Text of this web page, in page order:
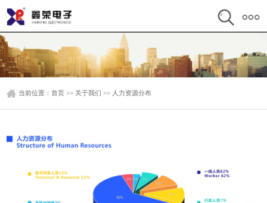
当前位置： 首页 >> 关于我们 >> 人力资源分布